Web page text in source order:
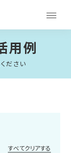
用例
ださい
すべてクリアする